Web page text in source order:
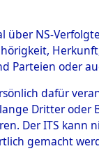
über NS-
Parteien oder
dafür
Dritter
Der ITS
gemacht